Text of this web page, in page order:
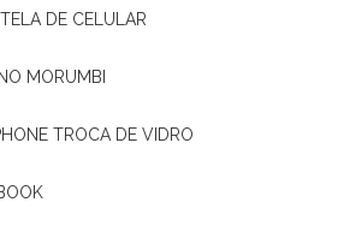
TELA DE CELULAR
MORUMBI
TROCA DE VIDRO